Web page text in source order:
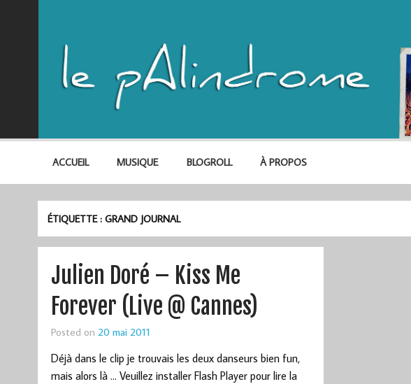
ACCUEIL MUSIQUE BLOGROLL À PROPOS
ÉTIQUETTE :GRAND JOURNAL
Julien Doré – Kiss Me
Forever (Live @ Cannes)
Posted on 20 mai 2011
Déjà dans le clip je trouvais les deux danseurs bien fun,
mais alors là … Veuillez installer Flash Player pour lire la